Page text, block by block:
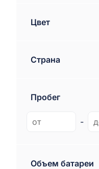
Цвет
Страна
Пробег
-
Объем батареи